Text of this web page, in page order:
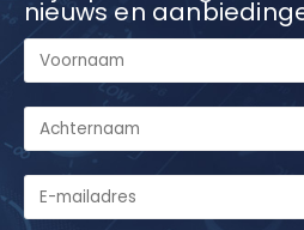
nieuws en